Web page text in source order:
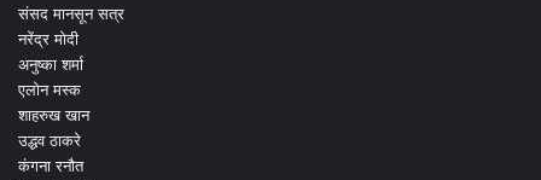
संसद मानसून सत्र
नरेंद्र मोदी
अनुष्का शर्मा
एलोन मस्क
शाहरुख खान
उद्धव ठाकरे
कंगना रनौत